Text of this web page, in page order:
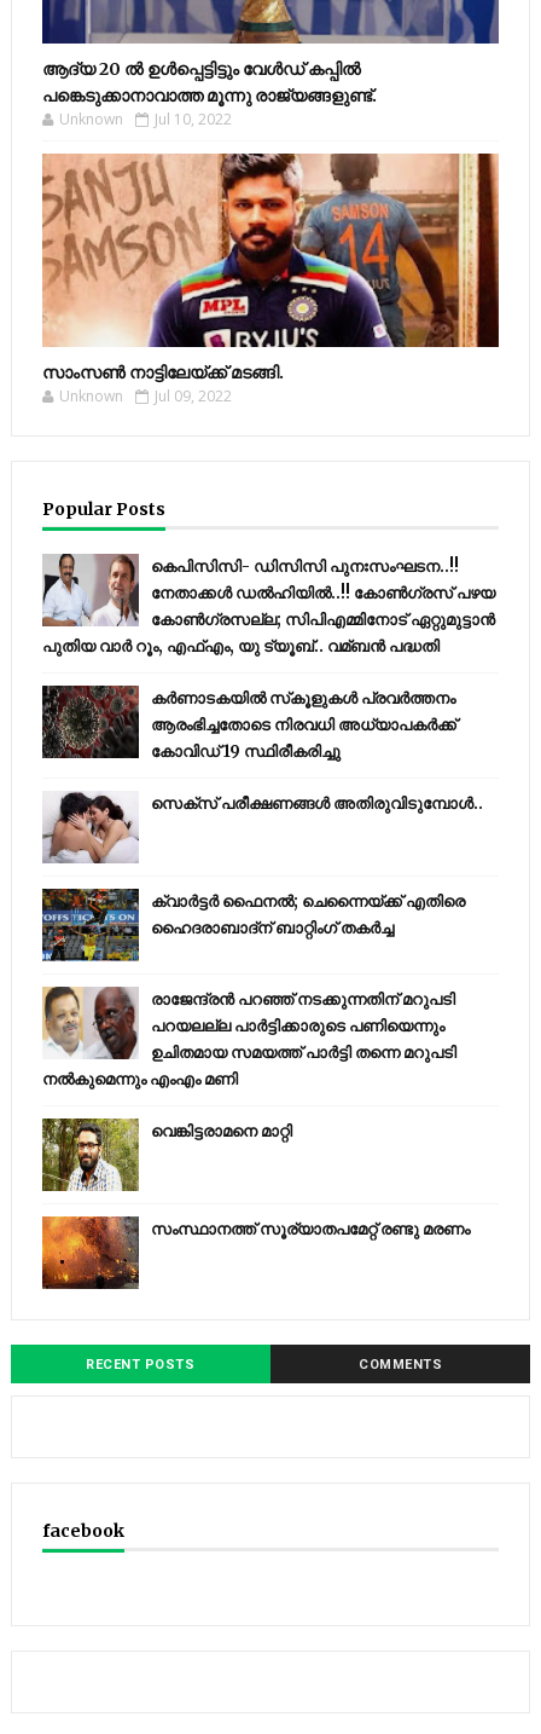
ആദ്യ 20 ല്‍ ഉള്‍പ്പെട്ടിട്ടും വേള്‍ഡ് കപ്പില്‍
പങ്കെടുക്കാനാവാത്ത മൂന്നു രാജ്യങ്ങളുണ്ട്.
Unknown Jul 10, 2022
സാംസണ്‍ നാട്ടിലേയ്‌ക്ക് മടങ്ങി.
Unknown Jul 09, 2022
Popular Posts
കെപിസിസി- ഡിസിസി പുനഃസംഘടന..!!
നേതാക്കൾ ഡൽഹിയിൽ..!! കോണ്‍ഗ്രസ് പഴയ
കോണ്‍ഗ്രസല്ല; സിപിഎമ്മിനോട് ഏറ്റുമുട്ടാന്‍
പുതിയ വാര്‍ റൂം, എഫ്‌എം, യു ട്യൂബ്.. വമ്ബന്‍ പദ്ധതി
കര്‍ണാടകയില്‍ സ്‌കൂളുകള്‍ പ്രവര്‍ത്തനം
ആരംഭിച്ചതോടെ നിരവധി അധ്യാപകര്‍ക്ക്
കോവിഡ് 19 സ്ഥിരീകരിച്ചു
സെക്സ് പരീക്ഷണങ്ങൾ അതിരുവിടുമ്പോൾ..
ക്വാർട്ടർ ഫൈനൽ; ചെന്നൈയ്ക്ക് എതിരെ
ഹൈദരാബാദ്ന് ബാറ്റിംഗ് തകർച്ച
രാജേന്ദ്രന്‍ പറഞ്ഞ് നടക്കുന്നതിന് മറുപടി
പറയലല്ല പാര്‍ട്ടിക്കാരുടെ പണിയെന്നും
ഉചിതമായ സമയത്ത് പാര്‍ട്ടി തന്നെ മറുപടി
നല്‍കുമെന്നും എംഎം മണി
വെങ്കിട്ടരാമനെ മാറ്റി
സംസ്ഥാനത്ത് സൂര്യാതപമേറ്റ് രണ്ടു മരണം
RECENT POSTS COMMENTS
facebook